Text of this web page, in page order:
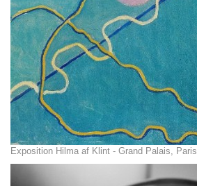
Exposition Hilma af Klint - Grand Palais, Paris